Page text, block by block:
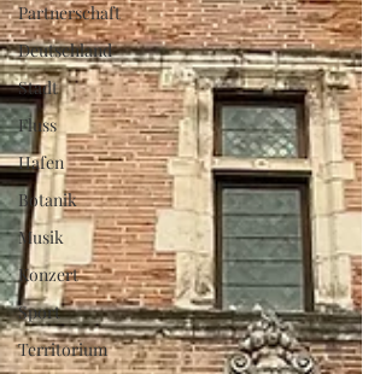
Partnerschaft
Deutschland
Stadt
Fluss
Hafen
Botanik
Musik
Konzert
Sport
Territorium